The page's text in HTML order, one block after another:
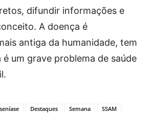
difundir informações e
A doença é
antiga da humanidade, tem
é um grave problema de saúde
Destaques Semana SSAM